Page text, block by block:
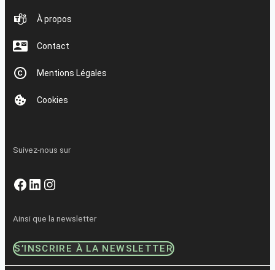
À propos
Contact
Mentions Légales
Cookies
Suivez-nous sur
Facebook
LinkedIn
Instagram
Ainsi que la newsletter
S’INSCRIRE À LA NEWSLETTER